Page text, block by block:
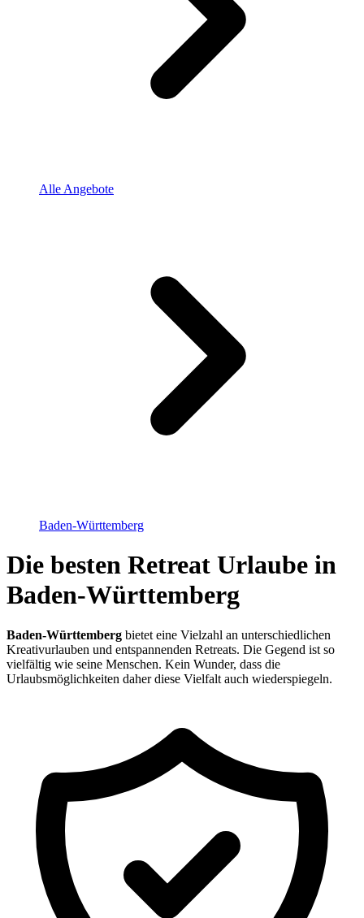
Alle Angebote
Baden-Württemberg
Die besten Retreat Urlaube in
Baden-Württemberg
Baden-Württemberg bietet eine Vielzahl an unterschiedlichen
Kreativurlauben und entspannenden Retreats. Die Gegend ist so
vielfältig wie seine Menschen. Kein Wunder, dass die
Urlaubsmöglichkeiten daher diese Vielfalt auch wiederspiegeln.